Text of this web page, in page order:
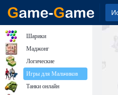
Шарики
Маджонг
Логические
Игры для Мальчиков
Танки онлайн